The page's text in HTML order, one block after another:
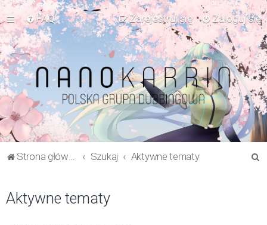
FAQ Zaloguj się
Zarejestruj się
Strona główna Forum Szukaj Aktywne tematy
Aktywne tematy